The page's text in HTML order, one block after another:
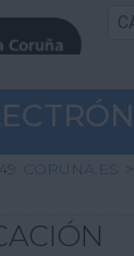
INICIO
INICIO
INFORMACIÓN
CORUNA.ES >